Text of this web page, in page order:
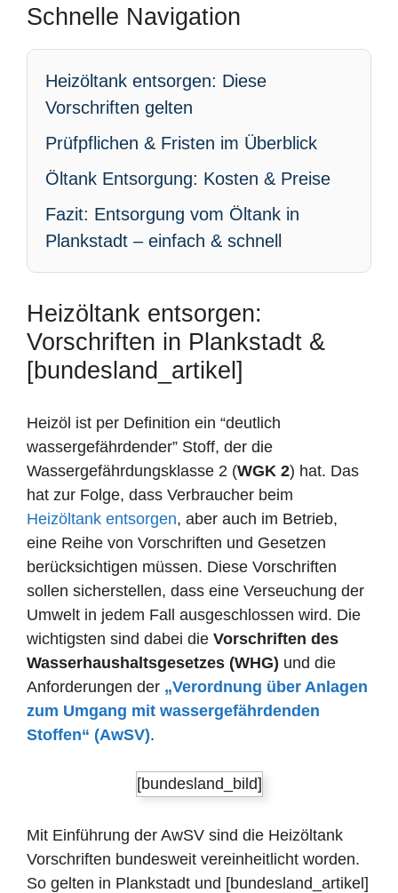
Schnelle Navigation
Heizöltank entsorgen: Diese
Vorschriften gelten
Prüfpflichen & Fristen im Überblick
Öltank Entsorgung: Kosten & Preise
Fazit: Entsorgung vom Öltank in
Plankstadt – einfach & schnell
Heizöltank entsorgen:
Vorschriften in Plankstadt &
[bundesland_artikel]
Heizöl ist per Definition ein “deutlich
wassergefährdender” Stoff, der die
Wassergefährdungsklasse 2 (WGK 2) hat. Das
hat zur Folge, dass Verbraucher beim
Heizöltank entsorgen, aber auch im Betrieb,
eine Reihe von Vorschriften und Gesetzen
berücksichtigen müssen. Diese Vorschriften
sollen sicherstellen, dass eine Verseuchung der
Umwelt in jedem Fall ausgeschlossen wird. Die
wichtigsten sind dabei die Vorschriften des
Wasserhaushaltsgesetzes (WHG) und die
Anforderungen der „Verordnung über Anlagen
zum Umgang mit wassergefährdenden
Stoffen“ (AwSV).
[bundesland_bild]
Mit Einführung der AwSV sind die Heizöltank
Vorschriften bundesweit vereinheitlicht worden.
So gelten in Plankstadt und [bundesland_artikel]